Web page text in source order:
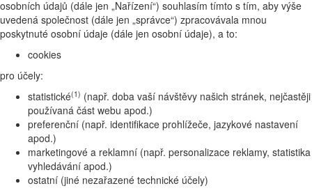
osobních údajů (dále jen „Nařízení“) souhlasím tímto s tím, aby výše
uvedená společnost (dále jen „správce“) zpracovávala mnou
poskytnuté osobní údaje (dále jen osobní údaje), a to:
cookies
pro účely:
statistické(1) (např. doba vaší návštěvy našich stránek, nejčastěji
používaná část webu apod.)
preferenční (např. identifikace prohlížeče, jazykové nastavení
apod.)
marketingové a reklamní (např. personalizace reklamy, statistika
vyhledávání apod.)
ostatní (jiné nezařazené technické účely)